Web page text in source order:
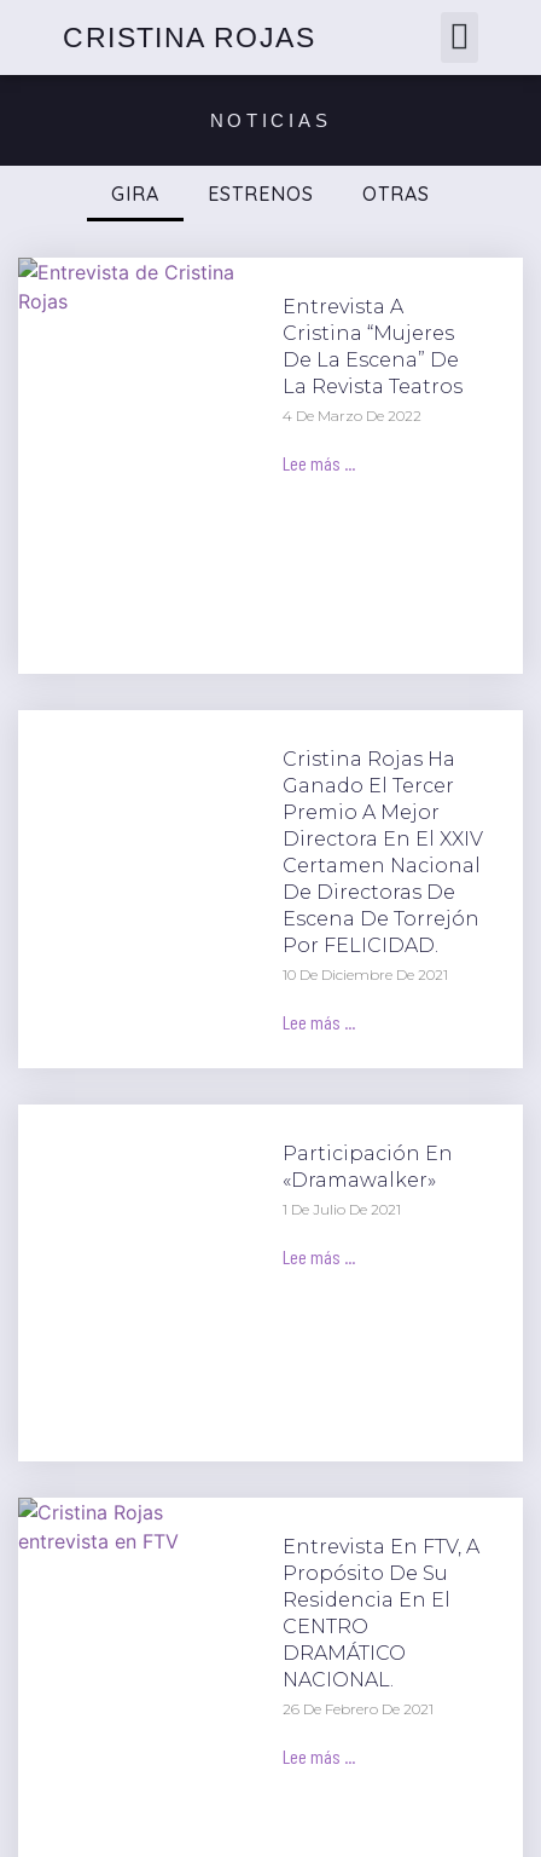
CRISTINA ROJAS
NOTICIAS
GIRA ESTRENOS OTRAS
Entrevista A
Cristina “Mujeres
De La Escena” De
La Revista Teatros
4 De Marzo De 2022
Lee más ...
Cristina Rojas Ha
Ganado El Tercer
Premio A Mejor
Directora En El XXIV
Certamen Nacional
De Directoras De
Escena De Torrejón
Por FELICIDAD.
10 De Diciembre De 2021
Lee más ...
Participación En
«Dramawalker»
1 De Julio De 2021
Lee más ...
Entrevista En FTV, A
Propósito De Su
Residencia En El
CENTRO
DRAMÁTICO
NACIONAL.
26 De Febrero De 2021
Lee más ...